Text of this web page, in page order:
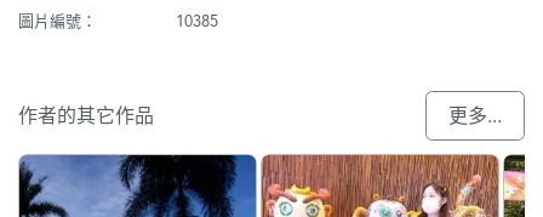
圖片編號：
10385
作者的其它作品 更多...